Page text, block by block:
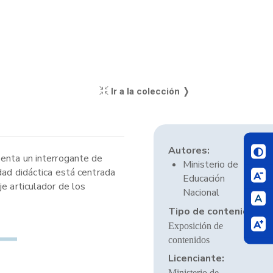
Ir a la colección ❭
un interrogante de
didáctica está centrada
articulador de los
Autores:
Ministerio de
Educación
Nacional
Tipo de contenido:
Exposición de
contenidos
Licenciante: